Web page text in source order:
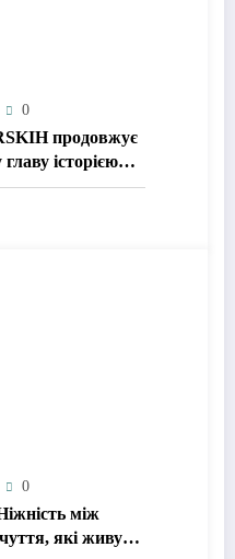
0
продовжує
історією
0
між
які живуть